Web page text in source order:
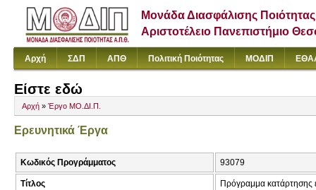
Μονάδα Διασφάλισης Ποιότητας
Αριστοτέλειο Πανεπιστήμιο
Αρχή ΣΔΠ ΑΠΘ Πολιτική Ποιότητας ΜΟΔΙΠ
Είστε εδώ
Αρχή » Έργο ΜΟ.ΔΙ.Π.
Ερευνητικά Έργα
Κωδικός Προγράμματος 93079
Τίτλος Πρόγραμμα κατάρτησης